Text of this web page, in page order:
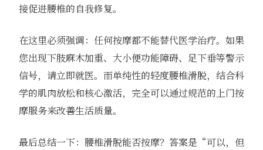
接促进腰椎的自我修复。
在这里必须强调：任何按摩都不能替代医学治疗。如果
您出现下肢麻木加重、大小便功能障碍、足下垂等警示
信号，请立即就医。而单纯性的轻度腰椎滑脱，结合科
学的肌肉放松和核心激活，完全可以通过规范的上门按
摩服务来改善生活质量。
最后总结一下：腰椎滑脱能否按摩？答案是“可以，但